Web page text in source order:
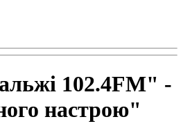
102.4FM" -
настрою"